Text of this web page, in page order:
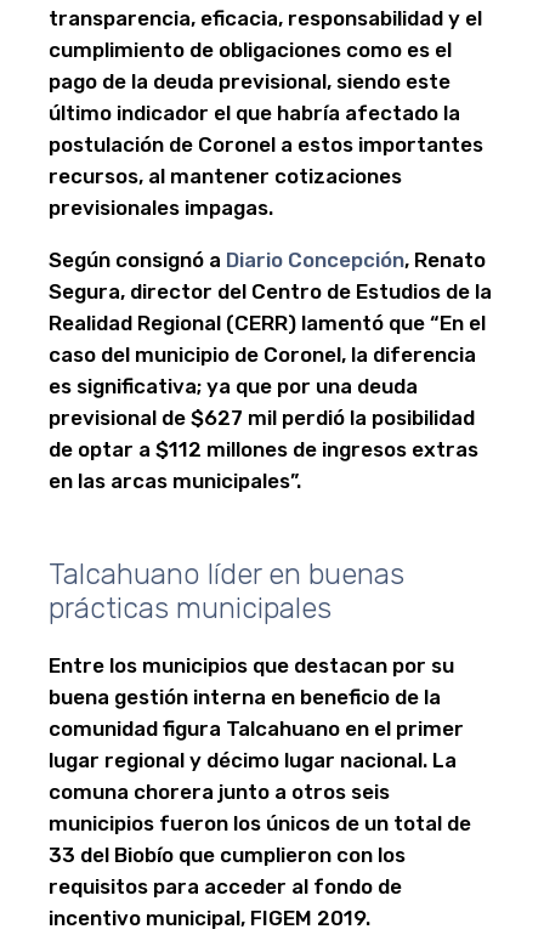
transparencia, eficacia, responsabilidad y el
cumplimiento de obligaciones como es el
pago de la deuda previsional, siendo este
último indicador el que habría afectado la
postulación de Coronel a estos importantes
recursos, al mantener cotizaciones
previsionales impagas.
Según consignó a Diario Concepción, Renato
Segura, director del Centro de Estudios de la
Realidad Regional (CERR) lamentó que “En el
caso del municipio de Coronel, la diferencia
es significativa; ya que por una deuda
previsional de $627 mil perdió la posibilidad
de optar a $112 millones de ingresos extras
en las arcas municipales”.
Talcahuano líder en buenas
prácticas municipales
Entre los municipios que destacan por su
buena gestión interna en beneficio de la
comunidad figura Talcahuano en el primer
lugar regional y décimo lugar nacional. La
comuna chorera junto a otros seis
municipios fueron los únicos de un total de
33 del Biobío que cumplieron con los
requisitos para acceder al fondo de
incentivo municipal, FIGEM 2019.